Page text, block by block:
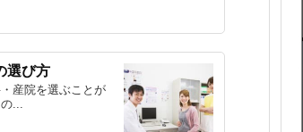
選び方
産院を選ぶことが
...